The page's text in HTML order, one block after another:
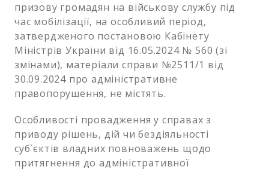
призову громадян на військову службу під
час мобілізації, на особливий період,
затвердженого постановою Кабінету
Міністрів України від 16.05.2024 № 560 (зі
змінами), матеріали справи №2511/1 від
30.09.2024 про адміністративне
правопорушення, не містять.
Особливості провадження у справах з
приводу рішень, дій чи бездіяльності
суб`єктів владних повноважень щодо
притягнення до адміністративної